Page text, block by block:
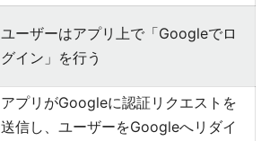
ユーザーはアプリ上で「Googleでロ
グイン」を行う
アプリがGoogleに認証リクエストを
送信し、ユーザーをGoogleへリダイ